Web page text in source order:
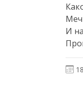
И